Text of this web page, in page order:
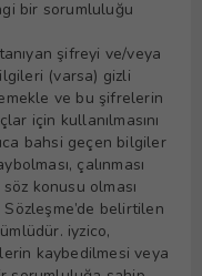
bir sorumluluğu
şifreyi ve/veya
(varsa) gizli
ve bu şifrelerin
için kullanılmasını
bahsi geçen bilgiler
çalınması
konusu olması
belirtilen
iyzico,
kaybedilmesi veya